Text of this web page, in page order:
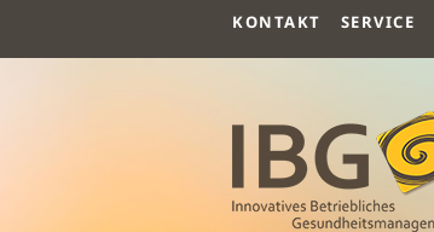
KONTAKT SERVICE